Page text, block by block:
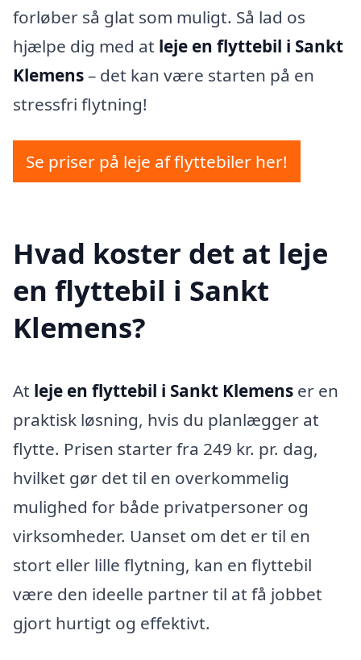
forløber så glat som muligt. Så lad os
hjælpe dig med at leje en flyttebil i Sankt
Klemens– det kan være starten på en
stressfri flytning!
Se priser på leje af flyttebiler her!
Hvad koster det at leje
en flyttebil i Sankt
Klemens?
At leje en flyttebil i Sankt Klemens er en
praktisk løsning, hvis du planlægger at
flytte. Prisen starter fra 249 kr. pr. dag,
hvilket gør det til en overkommelig
mulighed for både privatpersoner og
virksomheder. Uanset om det er til en
stort eller lille flytning, kan en flyttebil
være den ideelle partner til at få jobbet
gjort hurtigt og effektivt.